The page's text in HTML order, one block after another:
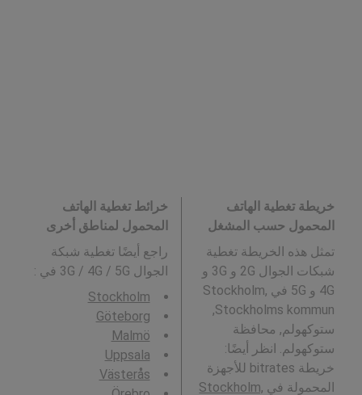
خريطة تغطية الهاتف
المحمول حسب المشغل
تمثل هذه الخريطة تغطية
شبكات الجوال 2G و 3G و
4G و 5G في Stockholm,
Stockholms kommun,
ستوكهولم, محافظة
ستوكهولم. انظر أيضًا:
خريطة bitrates للأجهزة
المحمولة في Stockholm,
خرائط تغطية الهاتف
المحمول لمناطق أخرى
راجع أيضًا تغطية شبكة
الجوال 3G / 4G / 5G في
:
Stockholm
Göteborg
Malmö
Uppsala
Västerås